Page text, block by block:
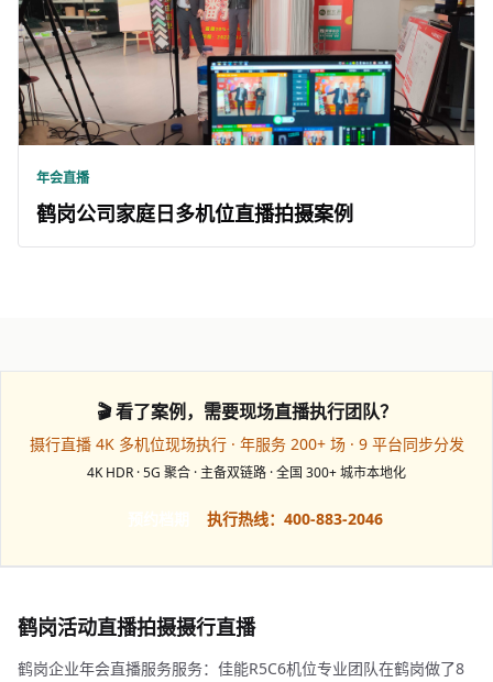
年会直播
鹤岗公司家庭日多机位直播拍摄案例
🎬 看了案例，需要现场直播执行团队？
摄行直播 4K 多机位现场执行 · 年服务 200+ 场 · 9 平台同步分发
4K HDR · 5G 聚合 · 主备双链路 · 全国 300+ 城市本地化
执行热线：400-883-2046
鹤岗活动直播拍摄摄行直播
鹤岗企业年会直播服务服务：佳能R5C6机位专业团队在鹤岗做了8